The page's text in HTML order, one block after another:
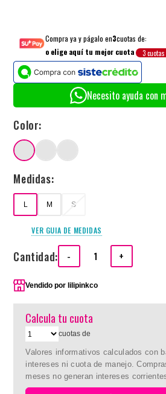
Compra ya y págalo en3cuotas de:
o elige aquí tu mejor cuota
Necesito ayuda con
Color:
Medidas:
L M S
VER GUIA DE MEDIDAS
Cantidad: - +
Vendido porlilipinkco
Calcula tu cuota
cuotas de
Valores informativos calculados con
intereses ni cuota de manejo.
meses no generan intereses